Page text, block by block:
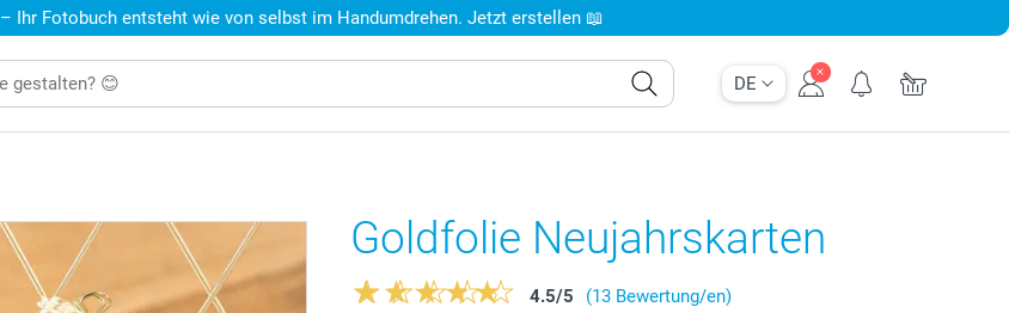
DE
– Ihr Fotobuch entsteht wie von selbst im Handumdrehen. Jetzt erstellen 📖
Goldfolie Neujahrskarten
4.5/5
(13 Bewertung/en)